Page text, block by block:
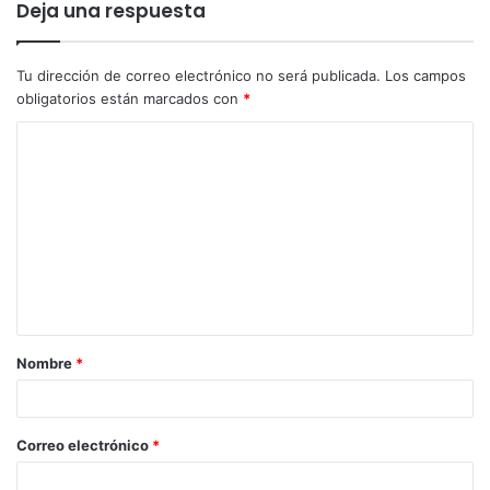
las Elecciones al Parlamento de La Rioja de 2015. Ha sido
Deja una respuesta
Tu dirección de correo electrónico no será publicada. Los campos
obligatorios están marcados con *
Nombre *
Correo electrónico *